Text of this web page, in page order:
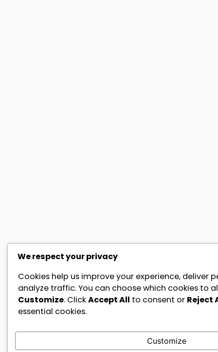
We respect your privacy
Cookies help us improve your experience, deliver
analyze traffic. You can choose which cookies to
Customize. ClickAccept All to consent or Reject
essential cookies.
Customize